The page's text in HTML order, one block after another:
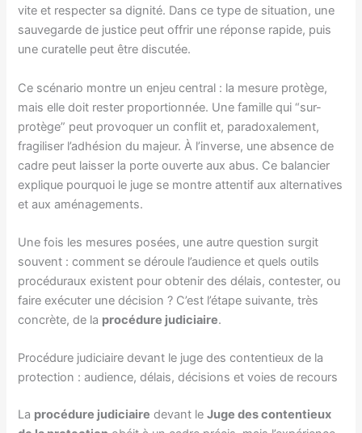
vite et respecter sa dignité. Dans ce type de situation, une
sauvegarde de justice peut offrir une réponse rapide, puis
une curatelle peut être discutée.
Ce scénario montre un enjeu central : la mesure protège,
mais elle doit rester proportionnée. Une famille qui “sur-
protège” peut provoquer un conflit et, paradoxalement,
fragiliser l’adhésion du majeur. À l’inverse, une absence de
cadre peut laisser la porte ouverte aux abus. Ce balancier
explique pourquoi le juge se montre attentif aux alternatives
et aux aménagements.
Une fois les mesures posées, une autre question surgit
souvent : comment se déroule l’audience et quels outils
procéduraux existent pour obtenir des délais, contester, ou
faire exécuter une décision ? C’est l’étape suivante, très
concrète, de la procédure judiciaire.
Procédure judiciaire devant le juge des contentieux de la
protection : audience, délais, décisions et voies de recours
La procédure judiciaire devant leJuge des contentieux